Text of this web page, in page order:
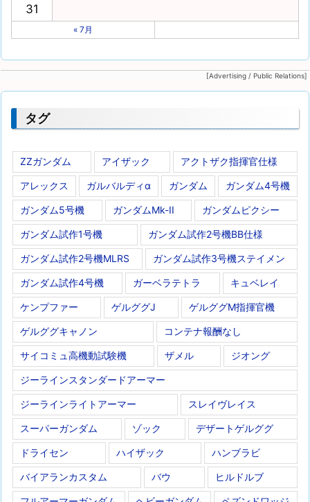
31
« 7月
[Advertising / Public Relations]
タグ
ZZガンダム アイザック アクトザク指揮官仕様
アレックス ガルバルディα ガンダム ガンダム4号機
ガンダム5号機 ガンダムMk-II ガンダムピクシー
ガンダム試作1号機 ガンダム試作2号機BB仕様
ガンダム試作2号機MLRS ガンダム試作3号機ステイメン
ガンダム試作4号機 ガーベラテトラ キュベレイ
ケンプファー ゲルググJ ゲルググM指揮官機
ゲルググキャノン コンテナ報酬なし
サイコミュ高機動試験機 ザメル ジオング
ジーラインスタンダードアーマー
ジーラインライトアーマー スレイヴレイス
スーパーガンダム ゾック デザートゲルググ
ドライセン ハイザック ハンブラビ
バイアランカスタム バウ ヒルドルブ